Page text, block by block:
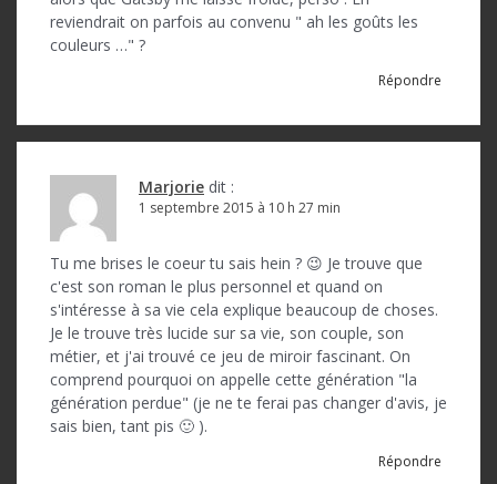
a
reviendrait on parfois au convenu " ah les goûts les
couleurs …" ?
Répondre
Marjorie dit :
1 septembre 2015 à 10 h 27 min
Tu me brises le coeur tu sais hein ? 😉 Je trouve que
c'est son roman le plus personnel et quand on
s'intéresse à sa vie cela explique beaucoup de choses.
Je le trouve très lucide sur sa vie, son couple, son
métier, et j'ai trouvé ce jeu de miroir fascinant. On
comprend pourquoi on appelle cette génération "la
génération perdue" (je ne te ferai pas changer d'avis, je
sais bien, tant pis 🙂 ).
Répondre